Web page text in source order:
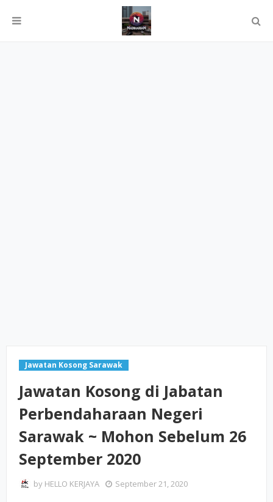
Jawatan Kosong Sarawak
Jawatan Kosong di Jabatan
Perbendaharaan Negeri
Sarawak ~ Mohon Sebelum 26
September 2020
by HELLO KERJAYA September 21, 2020